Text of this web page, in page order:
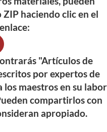
haciendo clic en el
"Artículos de
por expertos de
maestros en su labor
compartirlos con
apropiado.